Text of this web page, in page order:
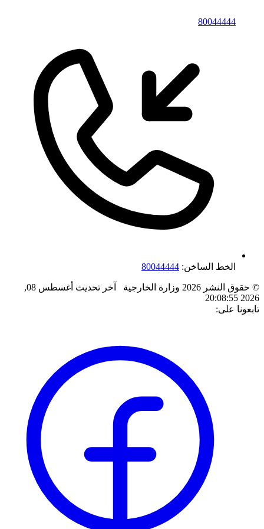
80044444
الخط الساخن: 80044444
© حقوق النشر 2026 وزارة الخارجية آخر تحديث
أغسطس 08,
2026 20:08:55
تابعونا على: